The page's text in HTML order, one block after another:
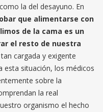
la del desayuno. En
que alimentarse con
de la cama es un
el resto de nuestra
cargada y exigente
esta situación, los médicos
sobre la
la real
organismo el hecho